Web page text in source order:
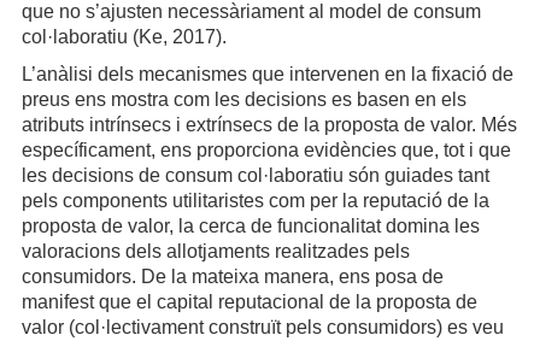
que no s’ajusten necessàriament al model de consum
col·laboratiu (Ke, 2017).
L’anàlisi dels mecanismes que intervenen en la fixació de
preus ens mostra com les decisions es basen en els
atributs intrínsecs i extrínsecs de la proposta de valor. Més
específicament, ens proporciona evidències que, tot i que
les decisions de consum col·laboratiu són guiades tant
pels components utilitaristes com per la reputació de la
proposta de valor, la cerca de funcionalitat domina les
valoracions dels allotjaments realitzades pels
consumidors. De la mateixa manera, ens posa de
manifest que el capital reputacional de la proposta de
valor (col·lectivament construït pels consumidors) es veu